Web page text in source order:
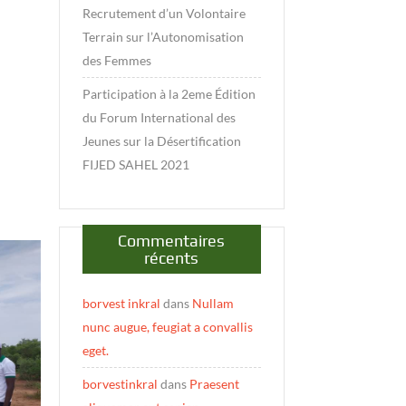
Recrutement d’un Volontaire
Terrain sur l’Autonomisation
des Femmes
Participation à la 2eme Édition
du Forum International des
Jeunes sur la Désertification
FIJED SAHEL 2021
Commentaires
récents
borvest inkral dans Nullam
nunc augue, feugiat a convallis
eget.
borvestinkral dans Praesent